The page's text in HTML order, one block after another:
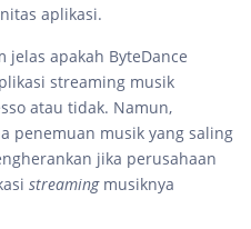
aplikasi.
apakah ByteDance
streaming musik
atau tidak. Namun,
penemuan musik yang saling
jika perusahaan
streaming musiknya